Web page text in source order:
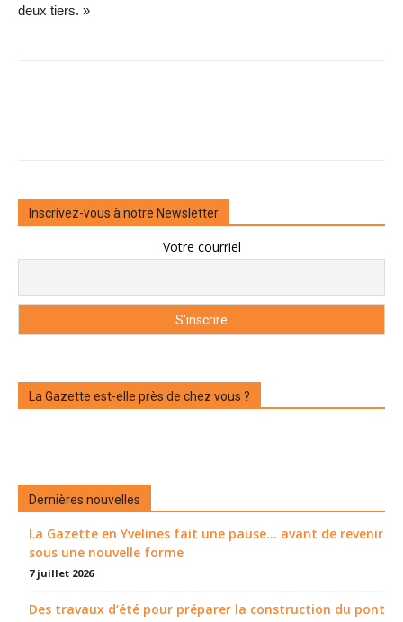
deux tiers. »
Inscrivez-vous à notre Newsletter
Votre courriel
La Gazette est-elle près de chez vous ?
Dernières nouvelles
La Gazette en Yvelines fait une pause... avant de revenir
sous une nouvelle forme
7 juillet 2026
Des travaux d’été pour préparer la construction du pont